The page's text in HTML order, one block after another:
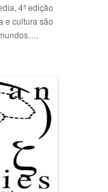
4ª edição
e cultura são